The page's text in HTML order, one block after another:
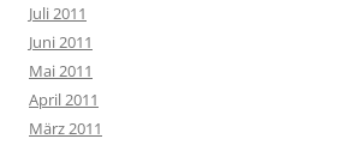
Juli 2011
Juni 2011
Mai 2011
April 2011
März 2011